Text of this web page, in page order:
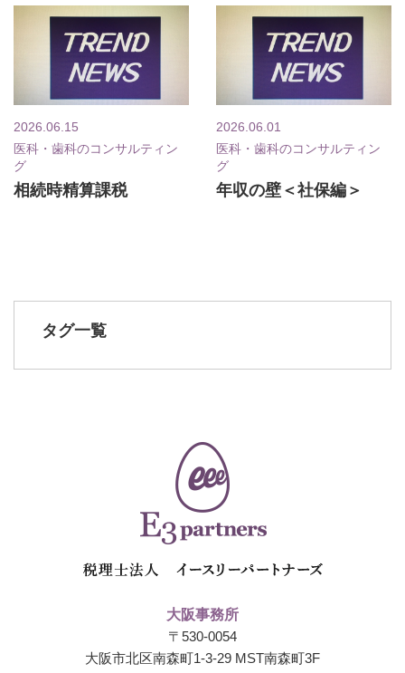
2026.06.15
医科・歯科のコンサルティン
グ
相続時精算課税
2026.06.01
医科・歯科のコンサルティン
グ
年収の壁＜社保編＞
タグ一覧
大阪事務所
〒530-0054
大阪市北区南森町1-3-29 MST南森町3F